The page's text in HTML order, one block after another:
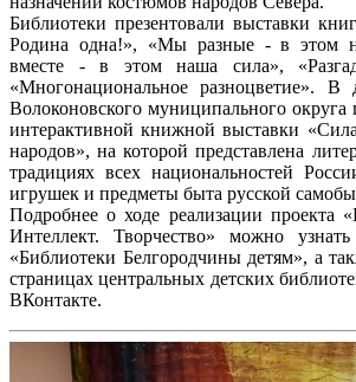
Библиотеки презентовали выставки
Родина одна!», «Мы разные - в этом
вместе - в этом наша сила»,
«Многонациональное разноцветие». В
Волоконовского муниципального округа
интерактивной книжной выставки
народов», на которой представлена
традициях всех национальностей
игрушек и предметы быта русской
Подробнее о ходе реализации проекта
Интеллект. Творчество» можно
«Библиотеки Белгородчины детям», а
страницах центральных детских
ВКонтакте.